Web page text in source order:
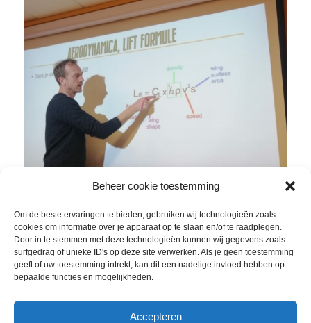
Beheer cookie toestemming
Om de beste ervaringen te bieden, gebruiken wij technologieën zoals
cookies om informatie over je apparaat op te slaan en/of te raadplegen.
Door in te stemmen met deze technologieën kunnen wij gegevens zoals
surfgedrag of unieke ID's op deze site verwerken. Als je geen toestemming
geeft of uw toestemming intrekt, kan dit een nadelige invloed hebben op
bepaalde functies en mogelijkheden.
Accepteren
Herman legt de liftformule uit, die dankzij oud-Groninger